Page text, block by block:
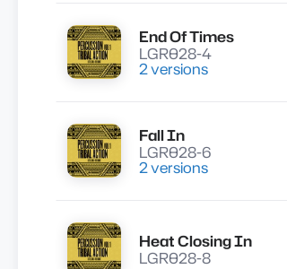
Lire
End Of Times
LGR028-4
2 versions
Lire
Fall In
LGR028-6
2 versions
Lire
Heat Closing In
LGR028-8